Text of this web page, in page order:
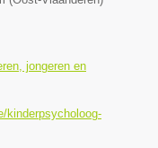
jongeren en
kinderpsycholoog-